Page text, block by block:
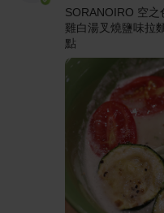
SORANOIRO 空之
雞白湯叉燒鹽味拉
點